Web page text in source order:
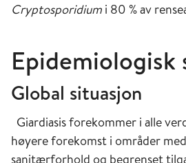
Cryptosporidium i 80 % av
Epidemiologisk
Global situasjon
Giardiasis forekommer i alle
høyere forekomst i områder
sanitærforhold og begrenset